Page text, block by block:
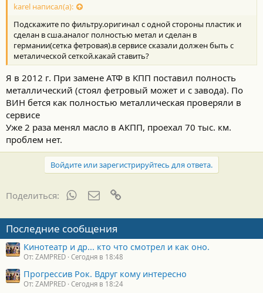
karel написал(а):
Подскажите по фильтру.оригинал с одной стороны пластик и
сделан в сша.аналог полностью метал и сделан в
германии(сетка фетровая).в сервисе сказали должен быть с
металической сеткой.какай ставить?
Я в 2012 г. При замене АТФ в КПП поставил полность
металлический (стоял фетровый может и с завода). По
ВИН бется как полностью металлическая проверяли в
сервисе
Уже 2 раза менял масло в АКПП, проехал 70 тыс. км.
проблем нет.
Войдите или зарегистрируйтесь для ответа.
Поделиться: WhatsAppЭлектронная почта
Последние сообщения
Кинотеатр и др... кто что смотрел и как оно.
От: ZAMPRED Сегодня в 18:48
Прогрессив Рок. Вдруг кому интересно
От: ZAMPRED Сегодня в 18:24